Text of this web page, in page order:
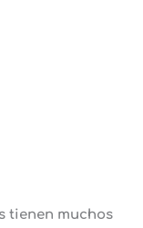
tienen muchos